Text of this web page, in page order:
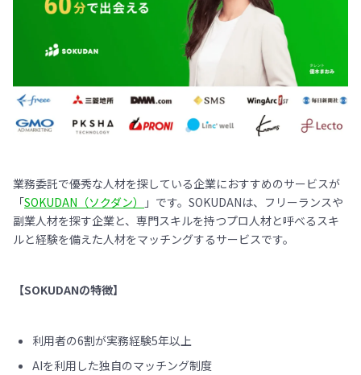
業務委託で優秀な人材を探している企業におすすめのサービスが
「SOKUDAN（ソクダン）
」です。SOKUDANは、フリーランスや
副業人材を探す企業と、専門スキルを持つプロ人材と呼べるスキ
ルと経験を備えた人材をマッチングするサービスです。
【SOKUDANの特徴】
利用者の6割が実務経験5年以上
AIを利用した独自のマッチング制度